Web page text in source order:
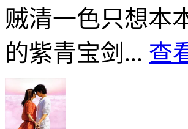
贼清一色只想本
的紫青宝剑... 查